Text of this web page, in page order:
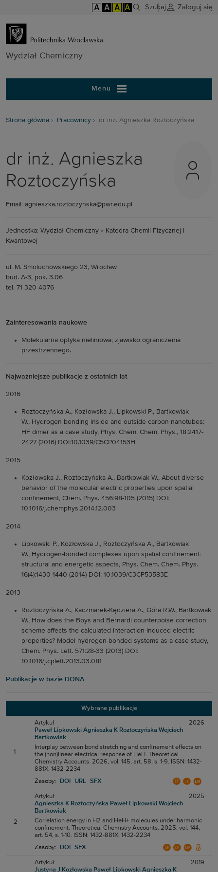
A A A A Szukaj Zaloguj się
Wydział
Wydział Chemiczny
Menu
Strona główna Pracownicy dr inż. Agnieszka Roztoczyńska
dr inż. Agnieszka
Roztoczyńska
Email: agnieszka.roztoczynska@pwr.edu.pl
Jednostka: Wydział Chemiczny » Katedra Chemii Fizycznej i
Kwantowej
ul. M. Smoluchowskiego 23, Wrocław
bud. A-3, pok. 3.06
tel. 71 320 4076
Zainteresowania naukowe
Molekularna optyka nieliniowa; zjawisko ograniczenia
przestrzennego.
Najważniejsze publikacje z ostatnich lat
2016
Roztoczyńska A., Kozłowska J., Lipkowski P., Bartkowiak
W., Hydrogen bonding inside and outside carbon nanotubes:
HF dimer as a case study, Phys. Chem. Chem. Phys., 18:2417-
2427 (2016) DOI:10.1039/C5CP04153H
2015
Kozłowska J., Roztoczyńska A., Bartkowiak W., About diverse
behavior of the molecular electric properties upon spatial
confinement, Chem. Phys. 456:98-105 (2015) DOI:
10.1016/j.chemphys.2014.12.003
2014
Lipkowski P., Kozłowska J., Roztoczyńska A., Bartkowiak
W., Hydrogen-bonded complexes upon spatial confinement:
structural and energetic aspects, Phys. Chem. Chem. Phys.
16(4):1430-1440 (2014) DOI: 10.1039/C3CP53583E
2013
Roztoczyńska A., Kaczmarek-Kędziera A., Góra R.W., Bartkowiak
W., How does the Boys and Bernardi counterpoise correction
scheme affects the calculated interaction-induced electric
properties? Model hydrogen-bonded systems as a case study,
Chem. Phys. Lett. 571:28-33 (2013) DOI:
10.1016/j.cplett.2013.03.081
Publikacje w bazie DONA
Wybrane publikacje
1
Artykuł
2026
Paweł Lipkowski Agnieszka K Roztoczyńska Wojciech
Bartkowiak
Interplay between bond stretching and confinement effects on
the (non)linear electrical response of HeH. Theoretical
Chemistry Accounts. 2026, vol. 145, art. 58, s. 1-9. ISSN: 1432-
881X; 1432-2234
Zasoby:
DOI URL SFX
2
Artykuł
2025
Agnieszka K Roztoczyńska Paweł Lipkowski Wojciech
Bartkowiak
Correlation energy in H2 and HeH+ molecules under harmonic
confinement. Theoretical Chemistry Accounts. 2025, vol. 144,
art. 54, s. 1-10. ISSN: 1432-881X; 1432-2234
Zasoby:
DOI SFX
Artykuł
2019
Justyna J Kozłowska Paweł Lipkowski Agnieszka K